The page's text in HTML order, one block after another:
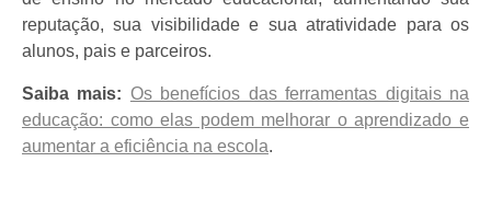
reputação, sua visibilidade e sua atratividade para os
alunos, pais e parceiros.
Saiba mais: Os benefícios das ferramentas digitais na
educação: como elas podem melhorar o aprendizado e
aumentar a eficiência na escola.